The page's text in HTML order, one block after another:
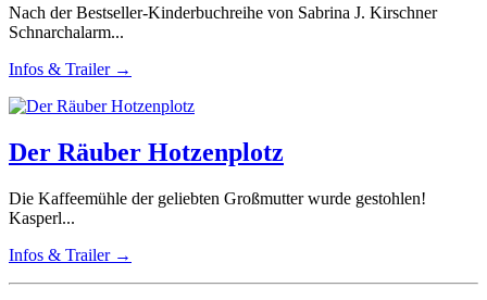
Nach der Bestseller-Kinderbuchreihe von Sabrina J. Kirschner
Schnarchalarm...
Infos & Trailer →
Der Räuber Hotzenplotz
Die Kaffeemühle der geliebten Großmutter wurde gestohlen!
Kasperl...
Infos & Trailer →